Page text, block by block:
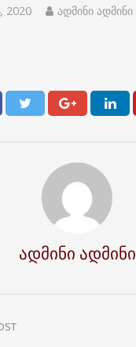
2020 ადმინი ადმინი
ადმინი ადმინი